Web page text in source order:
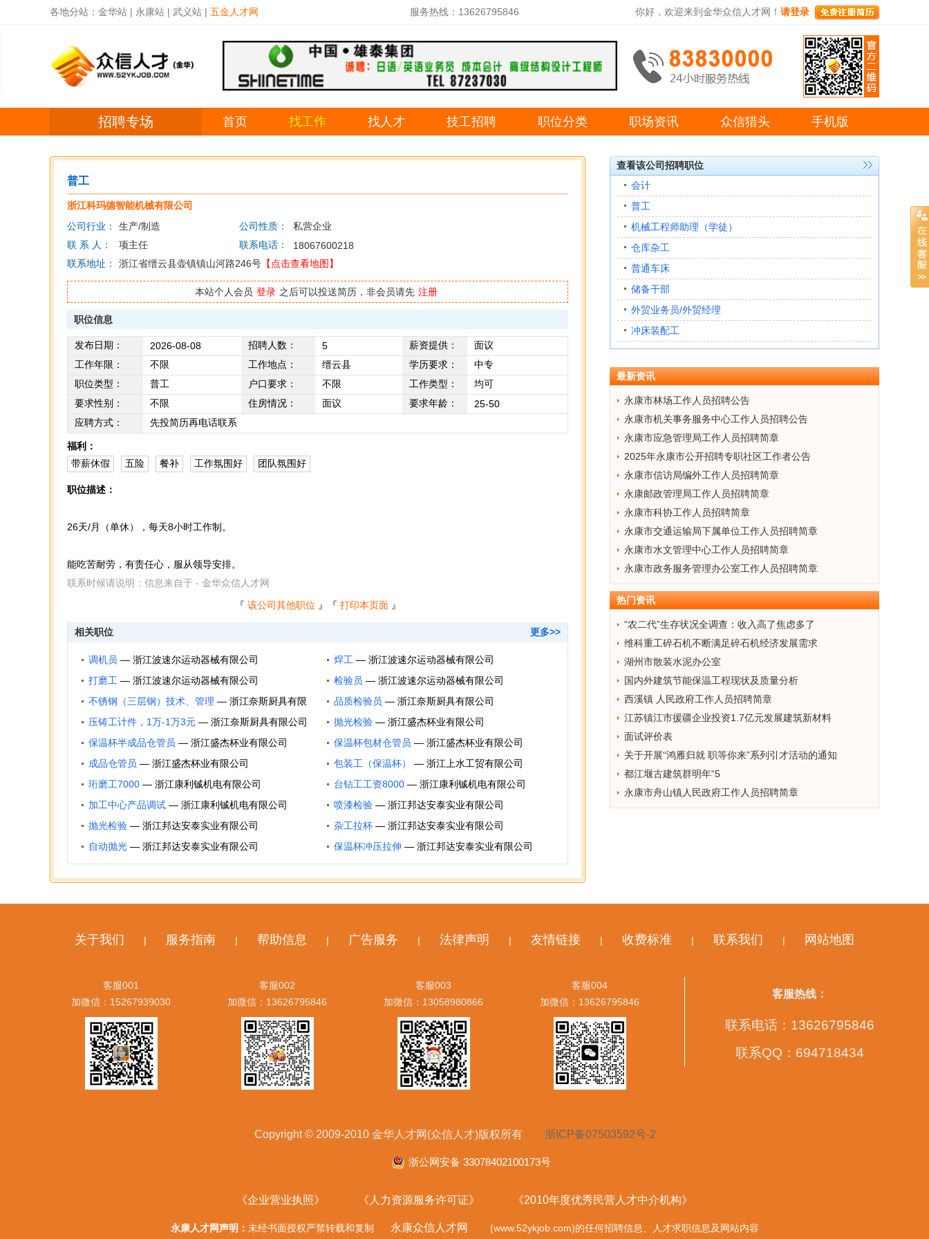
各地分站： 金华站 | 永康站 | 武义站 | 五金人才网 服务热线：13626795846 你好，欢迎来到金华众信人才网！ 请登录
招聘专场 首页 找工作 找人才 技工招聘 职位分类 职场资讯 众信猎头 手机版
普工
浙江科玛德智能机械有限公司
公司行业：
生产/制造 公司性质：
私营企业
联 系 人：
项主任 联系电话：
18067600218
联系地址：
浙江省缙云县壶镇镇山河路246号 【点击查看地图】
本站个人会员 登录 之后可以投送简历，非会员请先 注册
职位信息
发布日期： 2026-08-08 招聘人数： 5 薪资提供：
面议
工作年限：
不限 工作地点： 缙云县 学历要求：
中专
职位类型：
普工 户口要求： 不限 工作类型：
均可
要求性别：
不限 住房情况： 面议 要求年龄：
25-50
应聘方式：
先投简历再电话联系
福利：
带薪休假
五险 餐补 工作氛围好 团队氛围好
职位描述：
26天/月（单休），每天8小时工作制。
能吃苦耐劳，有责任心，服从领导安排。
联系时候请说明：信息来自于 - 金华众信人才网
『 该公司其他职位 』『 打印本页面』
相关职位 更多>>
调机员 — 浙江波速尔运动器械有限公司 焊工 — 浙江波速尔运动器械有限公司
打磨工 — 浙江波速尔运动器械有限公司 检验员 — 浙江波速尔运动器械有限公司
不锈钢（三层钢）技术、管理 — 浙江奈斯厨具有限
公司
品质检验员 — 浙江奈斯厨具有限公司
压铸工计件，1万-1万3元 — 浙江奈斯厨具有限公司 抛光检验 — 浙江盛杰杯业有限公司
保温杯半成品仓管员 — 浙江盛杰杯业有限公司 保温杯包材仓管员 — 浙江盛杰杯业有限公司
成品仓管员 — 浙江盛杰杯业有限公司 包装工（保温杯） — 浙江上水工贸有限公司
珩磨工7000 — 浙江康利铖机电有限公司 台钻工工资8000 — 浙江康利铖机电有限公司
加工中心产品调试 — 浙江康利铖机电有限公司 喷漆检验 — 浙江邦达安泰实业有限公司
抛光检验 — 浙江邦达安泰实业有限公司 杂工拉杯 — 浙江邦达安泰实业有限公司
自动抛光 — 浙江邦达安泰实业有限公司 保温杯冲压拉伸 — 浙江邦达安泰实业有限公司
查看该公司招聘职位
会计
普工
机械工程师助理（学徒）
仓库杂工
普通车床
储备干部
外贸业务员/外贸经理
冲床装配工
最新资讯
永康市林场工作人员招聘公告
永康市机关事务服务中心工作人员招聘公告
永康市应急管理局工作人员招聘简章
2025年永康市公开招聘专职社区工作者公告
永康市信访局编外工作人员招聘简章
永康邮政管理局工作人员招聘简章
永康市科协工作人员招聘简章
永康市交通运输局下属单位工作人员招聘简章
永康市水文管理中心工作人员招聘简章
永康市政务服务管理办公室工作人员招聘简章
热门资讯
“农二代”生存状况全调查：收入高了焦虑多了
维科重工碎石机不断满足碎石机经济发展需求
湖州市散装水泥办公室
国内外建筑节能保温工程现状及质量分析
西溪镇 人民政府工作人员招聘简章
江苏镇江市援疆企业投资1.7亿元发展建筑新材料
面试评价表
关于开展“鸿雁归就 职等你来”系列引才活动的通知
都江堰古建筑群明年“5
永康市舟山镇人民政府工作人员招聘简章
关于我们 | 服务指南 | 帮助信息 | 广告服务 | 法律声明 | 友情链接 | 收费标准 | 联系我们 | 网站地图
客服001
加微信：15267939030
客服002
加微信：13626795846
客服003
加微信：13058980866
客服004
加微信：13626795846
客服热线：
联系电话：13626795846
联系QQ：694718434
Copyright © 2009-2010 金华人才网(众信人才)版权所有 浙ICP备07503592号-2
浙公网安备 33078402100173号
《企业营业执照》 《人力资源服务许可证》 《2010年度优秀民营人才中介机构》
永康人才网声明： 未经书面授权严禁转载和复制 永康众信人才网 (www.52ykjob.com)的任何招聘信息、人才求职信息及网站内容